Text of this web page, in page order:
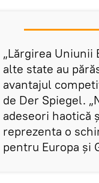
„Lărgirea Uniunii
alte state au
avantajul
de Der Spiegel.
adeseori haotică
reprezenta o
pentru Europa şi